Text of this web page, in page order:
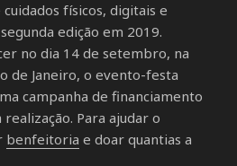
físicos, digitais e
edição em 2019.
no dia 14 de setembro, na
de Janeiro, o evento-festa
campanha de financiamento
Para ajudar o
benfeitoria e doar quantias a